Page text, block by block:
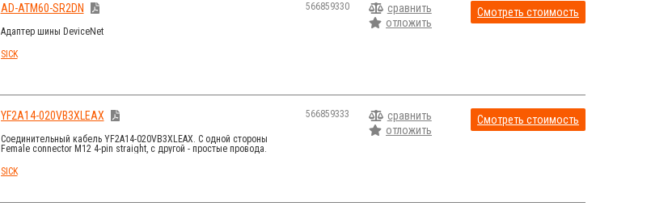
AD-ATM60-SR2DN
Адаптер шины DeviceNet
SICK
566859330
сравнить
отложить
Смотреть стоимость
YF2A14-020VB3XLEAX
Соединительный кабель YF2A14-020VB3XLEAX. С одной стороны
Female connector M12 4-pin straight, с другой - простые провода.
SICK
566859333
сравнить
отложить
Смотреть стоимость